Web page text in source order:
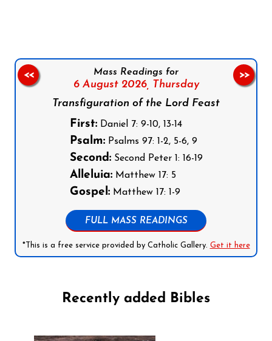
Mass Readings for
6 August 2026, Thursday
Transfiguration of the Lord Feast
First:Daniel 7: 9-10, 13-14
Psalm:Psalms 97: 1-2, 5-6, 9
Second:Second Peter 1: 16-19
Alleluia:Matthew 17: 5
Gospel:Matthew 17: 1-9
FULL MASS READINGS
*This is a free service provided by Catholic Gallery. Get it here
<< >>
Recently added Bibles